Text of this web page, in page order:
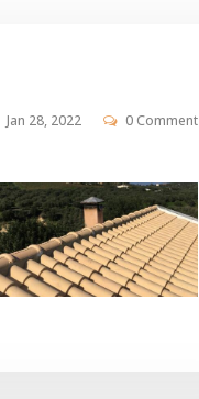
Jan 28, 2022 0 Comment